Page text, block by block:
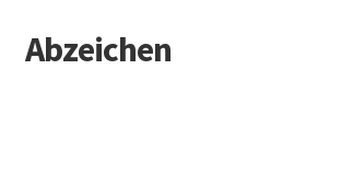
Zur
Navigation
Zum
Inhalt
Abzeichen